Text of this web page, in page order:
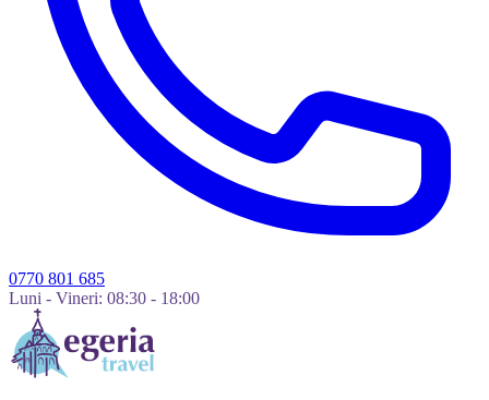
0770 801 685
Luni - Vineri: 08:30 - 18:00